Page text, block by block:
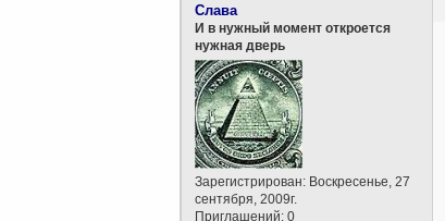
Слава
И в нужный момент откроется
нужная дверь
Зарегистрирован: Воскресенье, 27
сентября, 2009г.
Приглашений: 0